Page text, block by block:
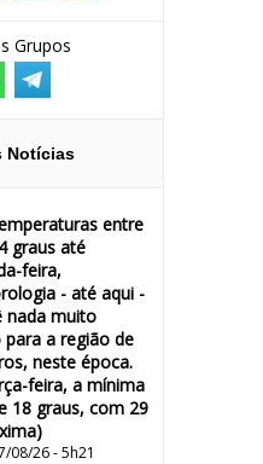
Grupos
Notícias
entre
graus até
feira,
- até aqui -
nada muito
para a região de
neste época.
feira, a mínima
18 graus, com 29
08/26 - 5h21